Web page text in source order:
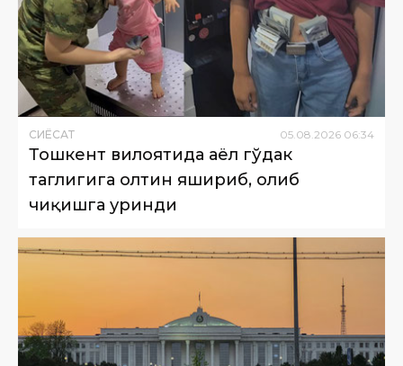
СИËСАТ 05 08 2026 06:34
Тошкент вилоятида аёл гўдак
таглигига олтин яшириб, олиб
чиқишга уринди